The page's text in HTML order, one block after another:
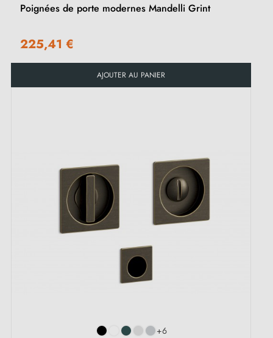
(1 avis)
Poignées de porte modernes Mandelli Grint
225,41 €
AJOUTER AU PANIER
+6